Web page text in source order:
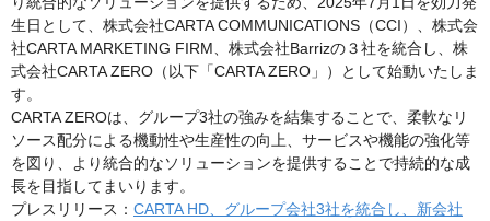
生日として、株式会社CARTA COMMUNICATIONS（CCI）、株式会
社CARTA MARKETING FIRM、株式会社Barrizの３社を統合し、株
式会社CARTA ZERO（以下「CARTA ZERO」）として始動いたしま
す。
CARTA ZEROは、グループ3社の強みを結集することで、柔軟なリ
ソース配分による機動性や生産性の向上、サービスや機能の強化等
を図り、より統合的なソリューションを提供することで持続的な成
長を目指してまいります。
プレスリリース： CARTA HD、グループ会社3社を統合し、新会社